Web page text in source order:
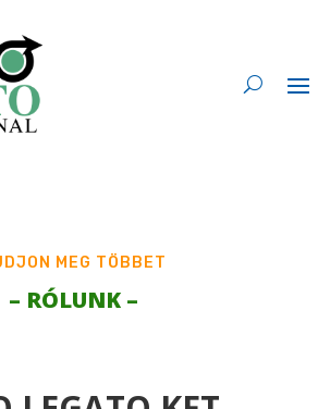
MEG TÖBBET
– RÓLUNK –